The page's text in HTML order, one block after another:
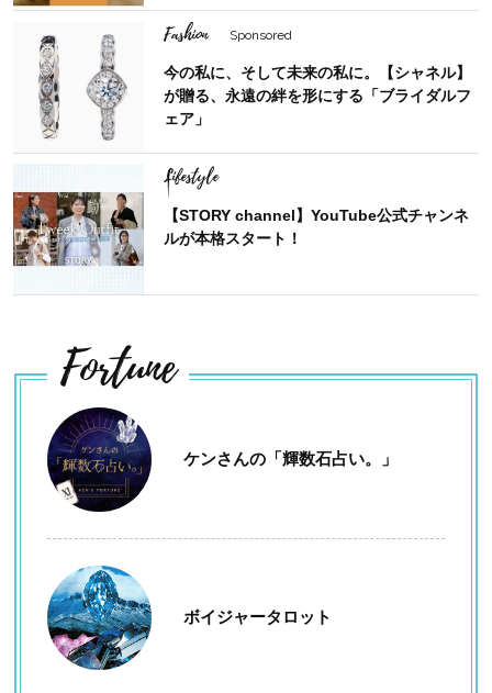
Fashion Sponsored
今の私に、そして未来の私に。【シャネル】
が贈る、永遠の絆を形にする「ブライダルフ
ェア」
Lifestyle
【STORY channel】YouTube公式チャンネ
ルが本格スタート！
Fortune
ケンさんの「輝数石占い。」
ボイジャータロット